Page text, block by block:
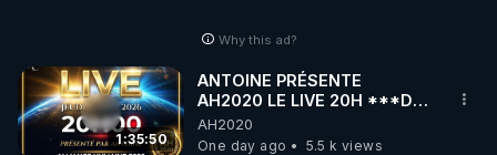
Why this ad?
1:35:50
ANTOINE PRÉSENTE
AH2020 LE LIVE 20H ***DU
06/08/2026***
AH2020
One day ago
5.5 k views